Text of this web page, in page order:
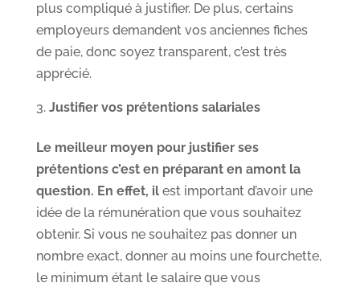
plus compliqué à justifier. De plus, certains
employeurs demandent vos anciennes fiches
de paie, donc soyez transparent, c’est très
apprécié.
Justifier vos prétentions salariales
Le meilleur moyen pour justifier ses
prétentions c’est en préparant en amont la
question. En effet, il est important d’avoir une
idée de la rémunération que vous souhaitez
obtenir. Si vous ne souhaitez pas donner un
nombre exact, donner au moins une fourchette,
le minimum étant le salaire que vous